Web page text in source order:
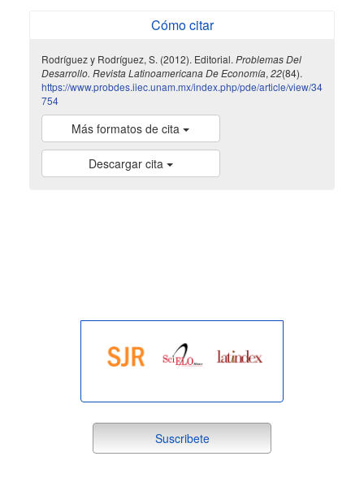
Cómo citar
Rodríguez y Rodríguez, S. (2012). Editorial. Problemas Del
Desarrollo. Revista Latinoamericana De Economía, 22(84).
https://www.probdes.iiec.unam.mx/index.php/pde/article/view/34
754
Más formatos de cita
Descargar cita
suscribete
Suscribete